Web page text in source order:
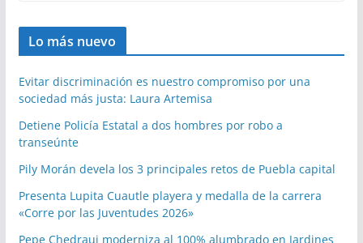
Lo más nuevo
Evitar discriminación es nuestro compromiso por una
sociedad más justa: Laura Artemisa
Detiene Policía Estatal a dos hombres por robo a
transeúnte
Pily Morán devela los 3 principales retos de Puebla capital
Presenta Lupita Cuautle playera y medalla de la carrera
«Corre por las Juventudes 2026»
Pepe Chedraui moderniza al 100% alumbrado en Jardines